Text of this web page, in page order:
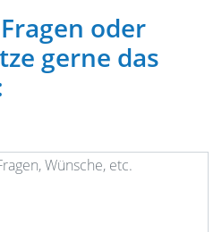
oder
gerne das